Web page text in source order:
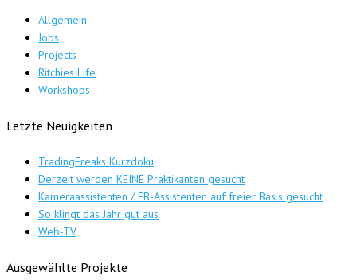
Allgemein
Jobs
Projects
Ritchies Life
Workshops
Letzte Neuigkeiten
TradingFreaks Kurzdoku
Derzeit werden KEINE Praktikanten gesucht
Kameraassistenten / EB-Assistenten auf freier Basis gesucht
So klingt das Jahr gut aus
Web-TV
Ausgewählte Projekte